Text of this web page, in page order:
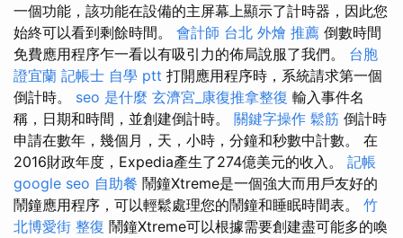
一個功能，該功能在設備的主屏幕上顯示了計時器，因此您
始終可以看到剩餘時間。 會計師 台北 外燴 推薦 倒數時間
免費應用程序乍一看以有吸引力的佈局說服了我們。 台胞
證宜蘭 記帳士 自學 ptt 打開應用程序時，系統請求第一個
倒計時。 seo 是什麼 玄濟宮_康復推拿整復 輸入事件名
稱，日期和時間，並創建倒計時。 關鍵字操作 鬆筋 倒計時
申請在數年，幾個月，天，小時，分鐘和秒數中計數。 在
2016財政年度，Expedia產生了274億美元的收入。 記帳
google seo 自助餐 鬧鐘Xtreme是一個強大而用戶友好的
鬧鐘應用程序，可以輕鬆處理您的鬧鐘和睡眠時間表。 竹
北博愛街 整復 鬧鐘Xtreme可以根據需要創建盡可能多的喚